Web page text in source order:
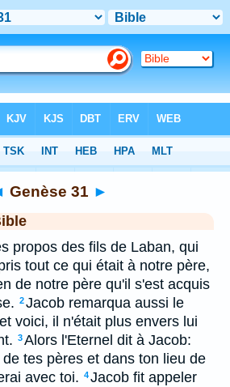
Genèse 31 ►
propos des fils de Laban, qui
tout ce qui était à notre père,
de notre père qu'il s'est acquis
2Jacob remarqua aussi le
voici, il n'était plus envers lui
3Alors l'Eternel dit à Jacob:
tes pères et dans ton lieu de
avec toi. 4Jacob fit appeler